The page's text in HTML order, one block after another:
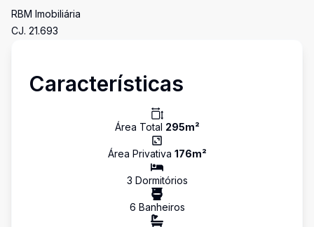
RBM Imobiliária
CJ. 21.693
Características
Área Total 295m²
Área Privativa 176m²
3 Dormitórios
6 Banheiros